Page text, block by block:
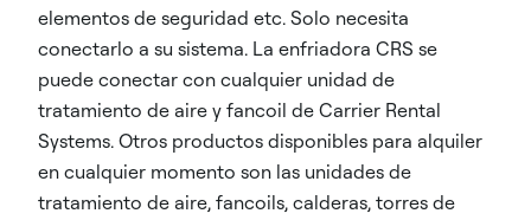
elementos de seguridad etc. Solo necesita
conectarlo a su sistema. La enfriadora CRS se
puede conectar con cualquier unidad de
tratamiento de aire y fancoil de Carrier Rental
Systems. Otros productos disponibles para alquiler
en cualquier momento son las unidades de
tratamiento de aire, fancoils, calderas, torres de